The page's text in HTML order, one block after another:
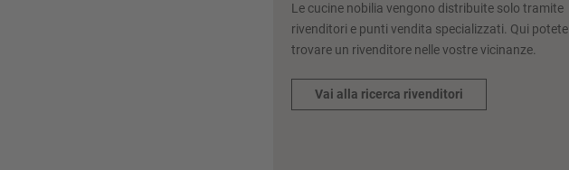
Le cucine nobilia vengono distribuite solo tramite
rivenditori e punti vendita specializzati. Qui potete
trovare un rivenditore nelle vostre vicinanze.
Vai alla ricerca rivenditori